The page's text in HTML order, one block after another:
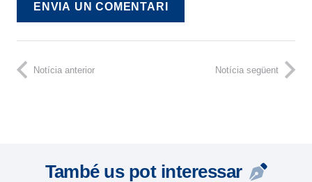
ENVIA UN COMENTARI
Notícia anterior Notícia següent
També us pot interessar